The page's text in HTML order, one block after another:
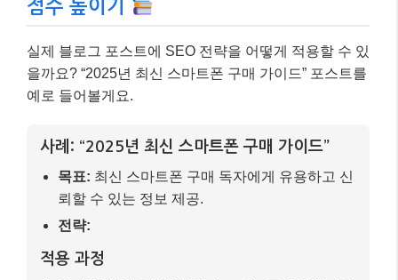
점수 높이기
실제 블로그 포스트에 SEO 전략을 어떻게 적용할 수 있
을까요? “2025년 최신 스마트폰 구매 가이드” 포스트를
예로 들어볼게요.
사례: “2025년 최신 스마트폰 구매 가이드”
목표: 최신 스마트폰 구매 독자에게 유용하고 신
뢰할 수 있는 정보 제공.
전략:
적용 과정